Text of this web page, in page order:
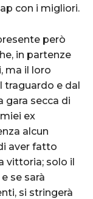
con i migliori.
però
in partenze
ma il loro
traguardo e dal
gara secca di
ex
alcun
aver fatto
vittoria; solo il
se sarà
si stringerà